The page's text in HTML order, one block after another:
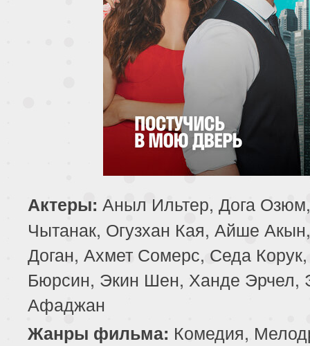
Актеры: Аныл Ильтер, Дога
Чытанак, Огузхан Кая, Айше
Доган, Ахмет Сомерс, Седа
Бюрсин, Экин Шен, Ханде Эрчел,
Афаджан
Жанры фильма: Комедия,